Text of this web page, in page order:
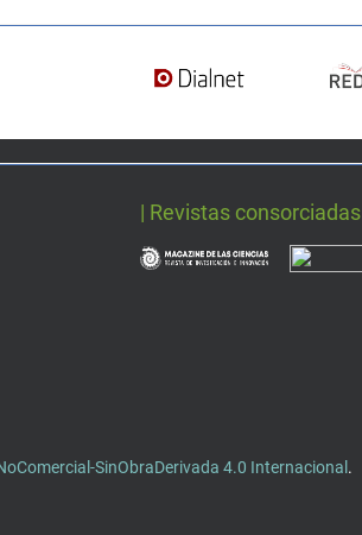
| Revistas consorciadas
SinObraDerivada 4.0 Internacional .